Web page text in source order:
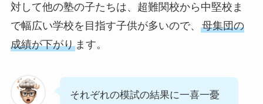
対して他の塾の子たちは、超難関校から中堅校ま
で幅広い学校を目指す子供が多いので、 母集団の
成績が下がります。
それぞれの模試の結果に一喜一憂